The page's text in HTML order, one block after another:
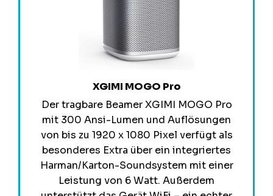
XGIMI MOGO Pro
Der tragbare Beamer XGIMI MOGO Pro
mit 300 Ansi-Lumen und Auflösungen
von bis zu 1920 x 1080 Pixel verfügt als
besonderes Extra über ein integriertes
Harman/Karton-Soundsystem mit einer
Leistung von 6 Watt. Außerdem